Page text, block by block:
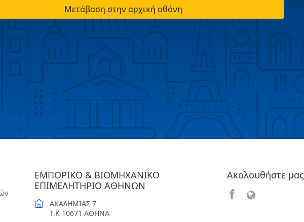
Μετάβαση στην αρχική οθόνη
ΕΜΠΟΡΙΚΟ & ΒΙΟΜΗΧΑΝΙΚΟ
ΕΠΙΜΕΛΗΤΗΡΙΟ ΑΘΗΝΩΝ
ΑΚΑΔΗΜΙΑΣ 7
T.K 10671 ΑΘΗΝΑ
Ακολουθήστε μας